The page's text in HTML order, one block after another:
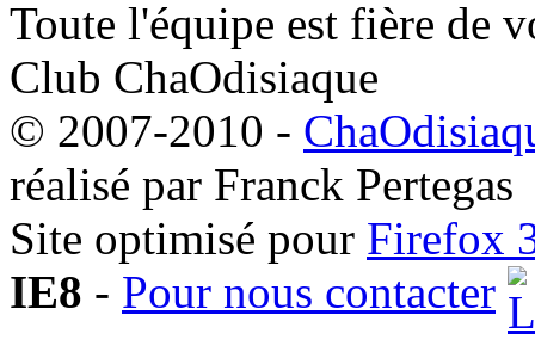
Toute l'équipe est fière de
Club ChaOdisiaque
© 2007-2010 -
réalisé par Franck Pertegas
Site optimisé pour Firefox
IE8 - Pour nous contacter